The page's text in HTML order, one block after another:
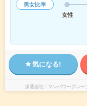
男女比率
女性
気になる!
派遣会社 マンパワーグル